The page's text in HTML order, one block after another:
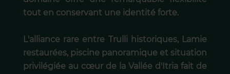
tout en conservant une identité forte.
L'alliance rare entre Trulli historiques, Lamie
restaurées, piscine panoramique et situation
privilégiée au cœur de la Vallée d'Itria fait de